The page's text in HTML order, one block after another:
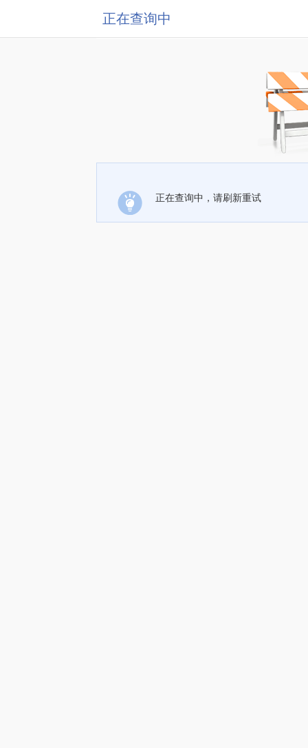
正在查询中
正在查询中，请刷新重试